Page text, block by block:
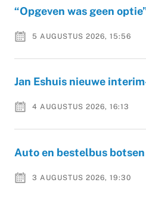
“Opgeven was geen
5 AUGUSTUS 2026, 15:56
Jan Eshuis nieuwe
4 AUGUSTUS 2026, 16:13
Auto en bestelbus botsen
3 AUGUSTUS 2026, 19:30